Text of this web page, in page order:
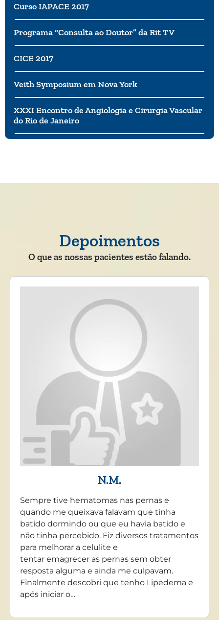
Curso IAPACE 2017
Programa “Consulta ao Doutor” da Rit TV
CICE 2017
Veith Symposium em Nova York
XXXI Encontro de Angiologia e Cirurgia Vascular
do Rio de Janeiro
Depoimentos
O que as nossas pacientes estão falando.
N.M.
Sempre tive hematomas nas pernas e
quando me queixava falavam que tinha
batido dormindo ou que eu havia batido e
não tinha percebido. Fiz diversos tratamentos
para melhorar a celulite e
tentar emagrecer as pernas sem obter
resposta alguma e ainda me culpavam.
Finalmente descobri que tenho Lipedema e
após iniciar o…